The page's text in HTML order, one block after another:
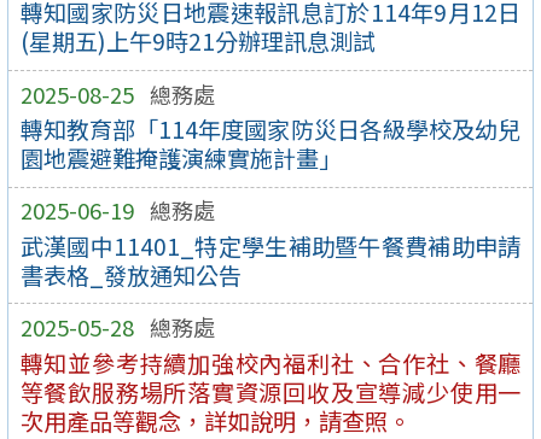
轉知國家防災日地震速報訊息訂於114年9月12日
(星期五)上午9時21分辦理訊息測試
2025-08-25 總務處
轉知教育部「114年度國家防災日各級學校及幼兒
園地震避難掩護演練實施計畫」
2025-06-19 總務處
武漢國中11401_特定學生補助暨午餐費補助申請
書表格_發放通知公告
2025-05-28 總務處
轉知並參考持續加強校內福利社、合作社、餐廳
等餐飲服務場所落實資源回收及宣導減少使用一
次用產品等觀念，詳如說明，請查照。